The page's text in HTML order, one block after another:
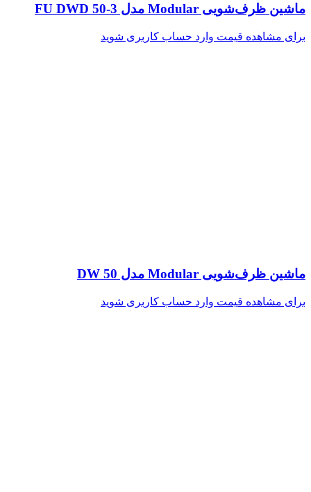
ماشین ظرف‌شویی Modular مدل FU DWD 50-3
برای مشاهده قیمت وارد حساب کاربری شوید
ماشین ظرف‌شویی Modular مدل DW 50
برای مشاهده قیمت وارد حساب کاربری شوید